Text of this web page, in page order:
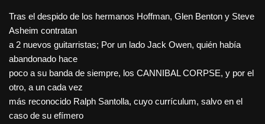
Tras el despido de los hermanos Hoffman, Glen Benton y Steve
Asheim contratan
a 2 nuevos guitarristas; Por un lado Jack Owen, quién había
abandonado hace
poco a su banda de siempre, los CANNIBAL CORPSE, y por el
otro, a un cada vez
más reconocido Ralph Santolla, cuyo currículum, salvo en el
caso de su efímero